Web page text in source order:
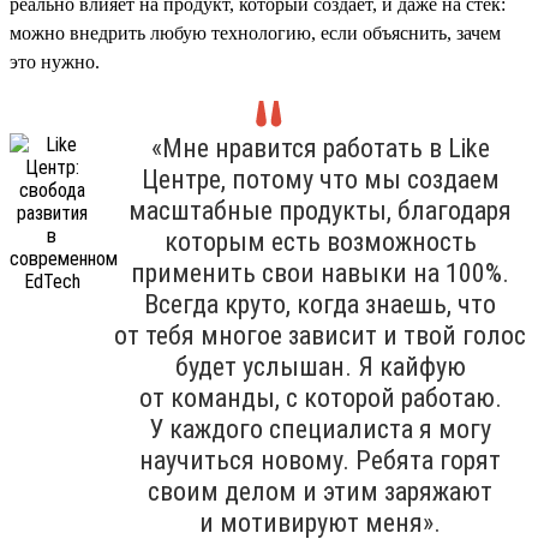
можно внедрить любую технологию, если объяснить, зачем
это нужно.
«Мне нравится работать в Like
Центре, потому что мы создаем
масштабные продукты, благодаря
которым есть возможность
применить свои навыки на 100%.
Всегда круто, когда знаешь, что
от тебя многое зависит и твой голос
будет услышан. Я кайфую
от команды, с которой работаю.
У каждого специалиста я могу
научиться новому. Ребята горят
своим делом и этим заряжают
и мотивируют меня».